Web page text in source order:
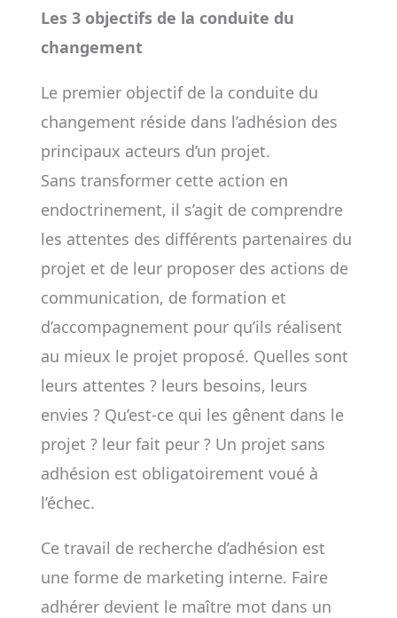
Les 3 objectifs de la conduite du
changement
Le premier objectif de la conduite du
changement réside dans l’adhésion des
principaux acteurs d’un projet.
Sans transformer cette action en
endoctrinement, il s’agit de comprendre
les attentes des différents partenaires du
projet et de leur proposer des actions de
communication, de formation et
d’accompagnement pour qu’ils réalisent
au mieux le projet proposé. Quelles sont
leurs attentes ? leurs besoins, leurs
envies ? Qu’est-ce qui les gênent dans le
projet ? leur fait peur ? Un projet sans
adhésion est obligatoirement voué à
l’échec.
Ce travail de recherche d’adhésion est
une forme de marketing interne. Faire
adhérer devient le maître mot dans un